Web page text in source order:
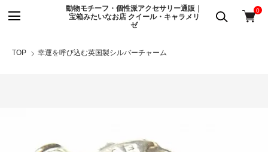
動物モチーフ・個性派アクセサリー通販｜
宝箱みたいなお店 クイール・キャラメリ
ゼ
0
TOP 幸運を呼び込む英国製シルバーチャーム